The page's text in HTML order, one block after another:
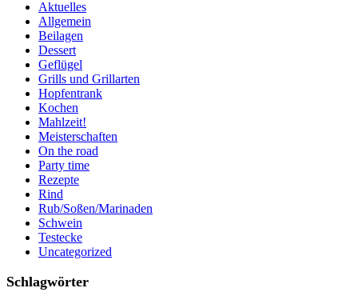
Aktuelles
Allgemein
Beilagen
Dessert
Geflügel
Grills und Grillarten
Hopfentrank
Kochen
Mahlzeit!
Meisterschaften
On the road
Party time
Rezepte
Rind
Rub/Soßen/Marinaden
Schwein
Testecke
Uncategorized
Schlagwörter